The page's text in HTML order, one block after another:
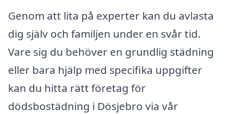
Genom att lita på experter kan du avlasta
dig själv och familjen under en svår tid.
Vare sig du behöver en grundlig städning
eller bara hjälp med specifika uppgifter
kan du hitta rätt företag för
dödsbostädning i Dösjebro via vår